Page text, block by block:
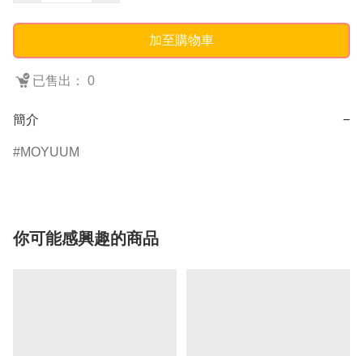
加至購物車
已售出： 0
簡介 −
MOYUUM
你可能感興趣的商品